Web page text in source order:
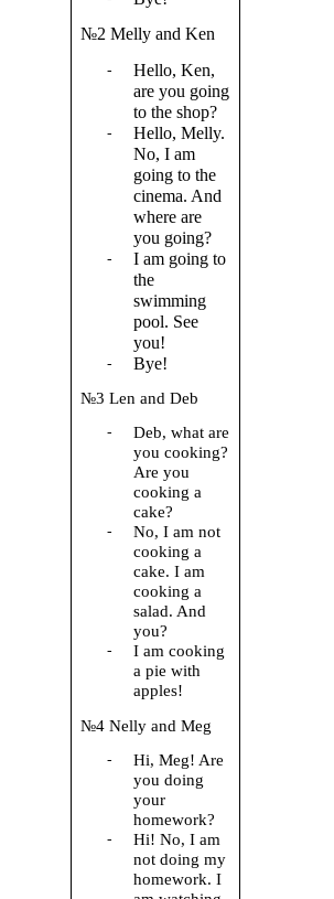
№2 Melly and Ken
Hello, Ken,
are you going
to the shop?
Hello, Melly.
No, I am
going to the
cinema. And
where are
you going?
I am going to
the
swimming
pool. See
you!
Bye!
№3 Len and Deb
Deb, what are
you cooking?
Are you
cooking a
cake?
No, I am not
cooking a
cake. I am
cooking a
salad. And
you?
I am cooking
a pie with
apples!
№4 Nelly and Meg
Hi, Meg! Are
you doing
your
homework?
Hi! No, I am
not doing my
homework. I